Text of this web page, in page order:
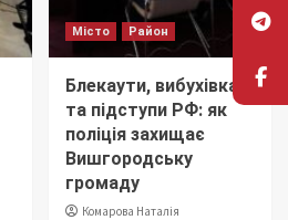
Місто Район
Блекаути, вибухівка
та підступи РФ: як
поліція захищає
Вишгородську
громаду
Комарова Наталія